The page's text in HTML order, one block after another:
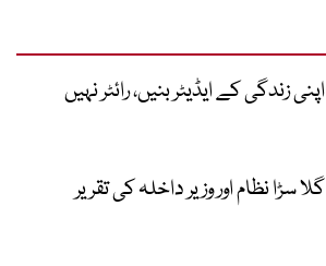
اپنی زندگی کے ایڈیٹر بنیں، رائٹر نہیں
گلا سڑا نظام اور وزیر داخلہ کی تقریر